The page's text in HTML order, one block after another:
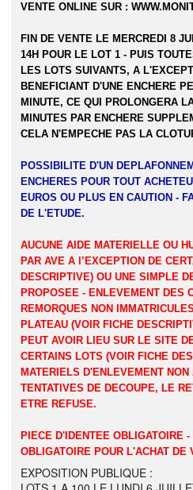
VENTE ONLINE SUR :
FIN DE VENTE LE MERCREDI 8
14H POUR LE LOT 1 - PUIS
LES LOTS SUIVANTS, A
BENEFICIANT D'UNE ENCHERE
MINUTE, CE QUI PROLONGERA
MINUTES PAR ENCHERE
CELA N'EMPECHE PAS LA
POSSIBILITE D'UN
ENCHERES POUR TOUT
EUROS OU PLUS EN CAUTION -
DE L'ETUDE.
AUCUNE AIDE MATERIELLE OU
PAR AVE A l’EXCEPTION DE
DESCRIPTIVE) OU UNE SIMPLE
PROPOSEE - ENLEVEMENT DES
REMORQUES NON
PLATEAU (VOIR FICHE
PEUT AVOIR LIEU SUR LE SITE
CERTAINS LOTS (VOIR FICHE
MATERIELS D'ENLEVEMENT
TENTATIVES DE DECOUPE, LE
ETRE REFUSE.
PIECE D'IDENTEE OBLIGATOIRE
OBLIGATOIRE POUR L'ACHAT DE
EXPOSITION PUBLIQUE :